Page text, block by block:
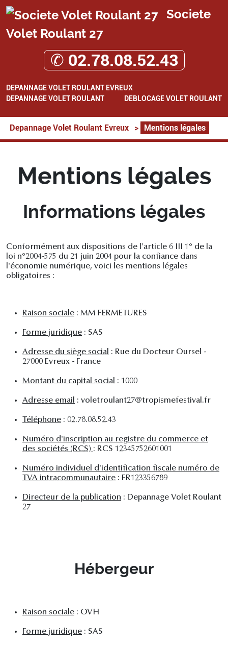
Societe
Volet Roulant 27
✆ 02.78.08.52.43
DEPANNAGE VOLET ROULANT EVREUX
DEPANNAGE VOLET ROULANT
DEBLOCAGE VOLET ROULANT
Depannage Volet Roulant Evreux > Mentions légales
Mentions légales
Informations légales
Conformément aux dispositions de l'article 6 III 1° de la
loi n°2004-575 du 21 juin 2004 pour la confiance dans
l'économie numérique, voici les mentions légales
obligatoires :
Raison sociale : MM FERMETURES
Forme juridique : SAS
Adresse du siège social : Rue du Docteur Oursel -
27000 Evreux - France
Montant du capital social : 1000
Adresse email : voletroulant27@tropismefestival.fr
Téléphone : 02.78.08.52.43
Numéro d'inscription au registre du commerce et
des sociétés (RCS) : RCS 12345752601001
Numéro individuel d'identification fiscale numéro de
TVA intracommunautaire : FR123356789
Directeur de la publication : Depannage Volet Roulant
27
Hébergeur
Raison sociale : OVH
Forme juridique : SAS